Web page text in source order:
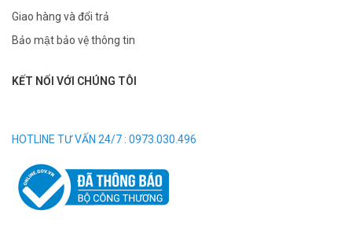
Giao hàng và đổi trả
Bảo mật bảo vệ thông tin
KẾT NỐI VỚI CHÚNG TÔI
HOTLINE TƯ VẤN 24/7 : 0973.030.496